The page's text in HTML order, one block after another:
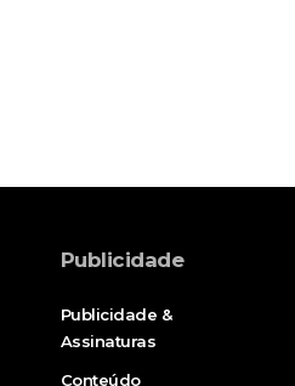
Publicidade
Publicidade &
Assinaturas
Conteúdo